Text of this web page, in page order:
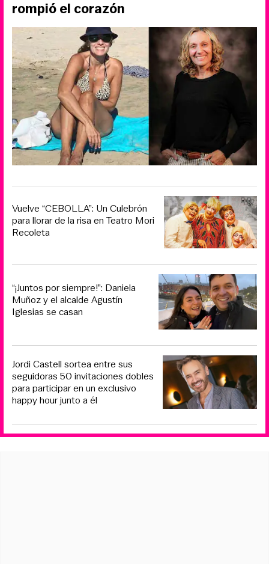
rompió el corazón
Vuelve “CEBOLLA”: Un Culebrón
para llorar de la risa en Teatro Mori
Recoleta
“¡Juntos por siempre!”: Daniela
Muñoz y el alcalde Agustín
Iglesias se casan
Jordi Castell sortea entre sus
seguidoras 50 invitaciones dobles
para participar en un exclusivo
happy hour junto a él